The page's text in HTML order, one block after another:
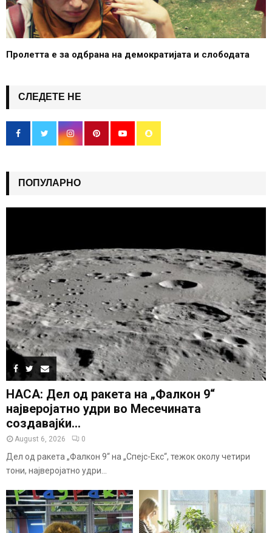
Пролетта е за одбрана на демократијата и слободата
СЛЕДЕТЕ НЕ
ПОПУЛАРНО
НАСА: Дел од ракета на „Фалкон 9“
најверојатно удри во Месечината
создавајќи...
August 6, 2026 0
Дел од ракета „Фалкон 9“ на „Спејс-Екс“, тежок околу четири
тони, најверојатно удри...